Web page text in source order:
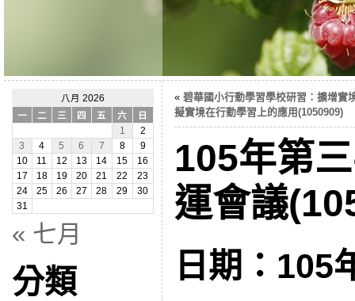
八月 2026
一
二 三 四 五 六
日
1
2
3
4 5 6 7 8
9
10
11 12 13 14 15
16
17
18 19 20 21 22
23
24
25 26 27 28 29
30
31
« 七月
分類
« 碧華國小行動學習學校研習：擴增實
擬實境在行動學習上的應用(1050909)
105年第
運會議
日期：105